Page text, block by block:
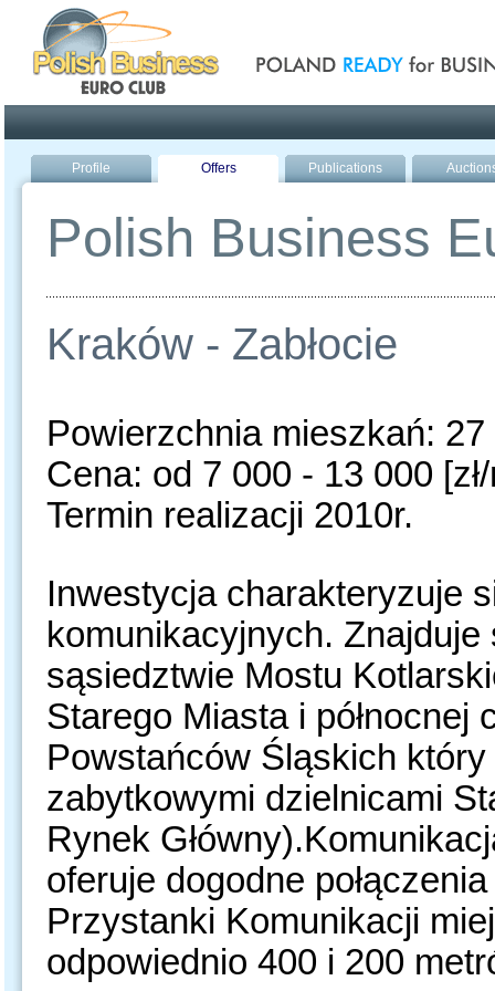
Profile Offers Publications
Polish Business
Kraków - Zabłocie
Powierzchnia mieszkań:
Cena: od 7 000 - 13 000
Termin realizacji 2010r.
Inwestycja charakteryzuje
komunikacyjnych.
sąsiedztwie Mostu
Starego Miasta i
Powstańców Śląskich
zabytkowymi dzielnicami
Rynek
oferuje dogodne
Przystanki Komunikacji
odpowiednio 400 i 200